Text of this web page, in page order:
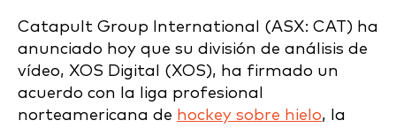
Catapult Group International (ASX: CAT) ha
anunciado hoy que su división de análisis de
vídeo, XOS Digital (XOS), ha firmado un
acuerdo con la liga profesional
norteamericana de hockey sobre hielo, la